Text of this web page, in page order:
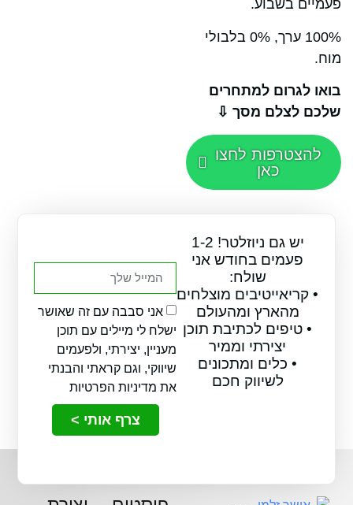
בשבוע.
100% ערך, 0% בלבולי
למתחרים
מסך ⇩
לחצו
יש גם ניוזלטר! 1-2
בחודש אני
מוצלחים
מהארץ ומהעולם
לכתיבת תוכן
יצירתי וממיר
• כלים ומתכונים
לשיווק חכם
אני סבבה עם זה שאושר
ישלח לי מיילים עם תוכן
מעניין, יצירתי, ולפעמים
שיווקי, וגם קראתי והבנתי
את מדיניות הפרטיות
צרף אותי >